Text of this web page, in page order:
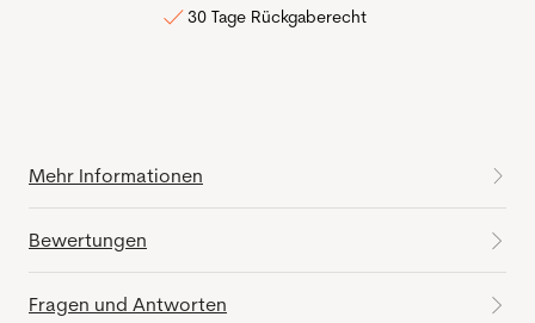
30 Tage Rückgaberecht
Mehr Informationen
Bewertungen
Fragen und Antworten